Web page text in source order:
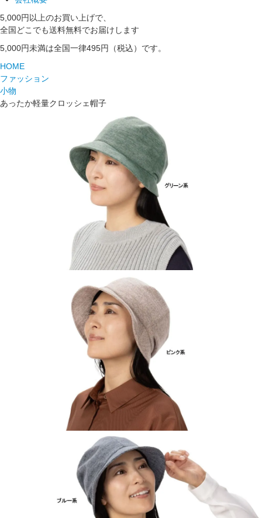
5,000円以上のお買い上げで、
全国どこでも送料無料でお届けします
5,000円未満は全国一律495円（税込）です。
HOME
ファッション
小物
あったか軽量クロッシェ帽子